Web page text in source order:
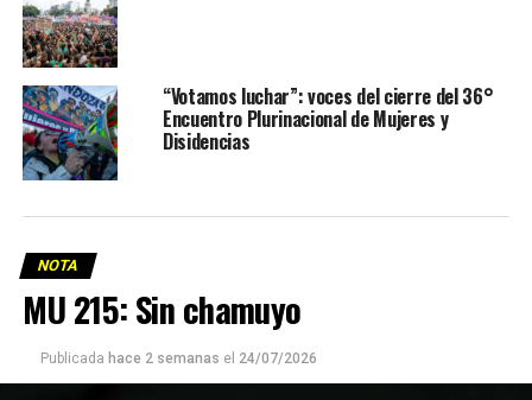
“Votamos luchar”: voces del cierre del 36°
Encuentro Plurinacional de Mujeres y
Disidencias
NOTA
MU 215: Sin chamuyo
Publicada hace 2 semanas el 24/07/2026